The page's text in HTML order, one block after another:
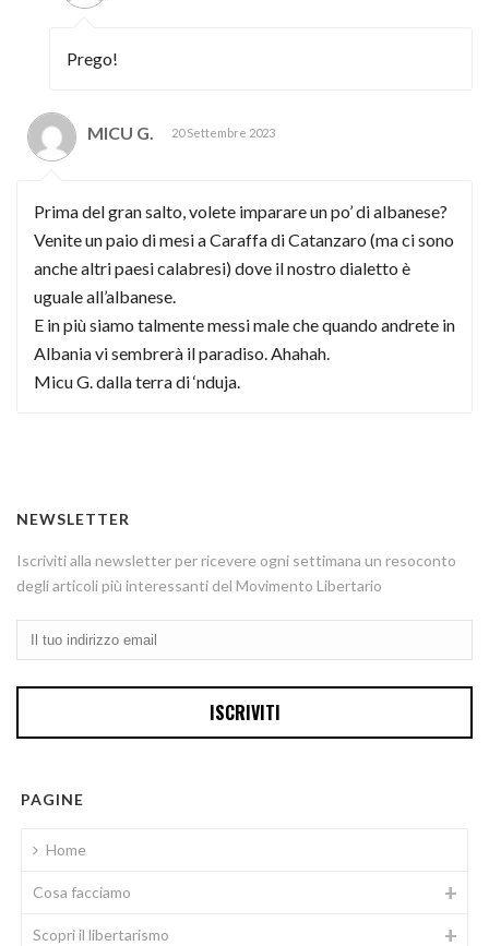
Prego!
MICU G. 20 Settembre 2023
Prima del gran salto, volete imparare un po’ di albanese?
Venite un paio di mesi a Caraffa di Catanzaro (ma ci sono
anche altri paesi calabresi) dove il nostro dialetto è
uguale all’albanese.
E in più siamo talmente messi male che quando andrete in
Albania vi sembrerà il paradiso. Ahahah.
Micu G. dalla terra di ‘nduja.
NEWSLETTER
Iscriviti alla newsletter per ricevere ogni settimana un resoconto
degli articoli più interessanti del Movimento Libertario
PAGINE
Home
Cosa facciamo
Scopri il libertarismo